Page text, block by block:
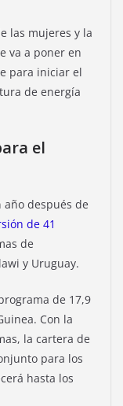
las mujeres y la
va a poner en
para iniciar el
de energía
el
año después de
de 41
de
y Uruguay.
de 17,9
Con la
la cartera de
para los
hasta los